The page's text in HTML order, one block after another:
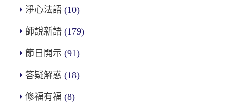
淨心法語 (10)
師說新語 (179)
節日開示 (91)
答疑解惑 (18)
修福有福 (8)